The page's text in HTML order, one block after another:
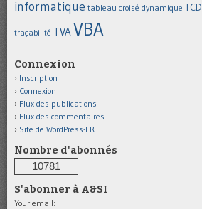
informatique tableau croisé dynamique TCD
traçabilité TVAVBA
Connexion
Inscription
Connexion
Flux des publications
Flux des commentaires
Site de WordPress-FR
Nombre d'abonnés
10781
S'abonner à A&SI
Your email: